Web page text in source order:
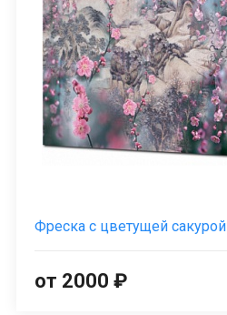
Фреска с цветущей сакурой
от 2000 ₽